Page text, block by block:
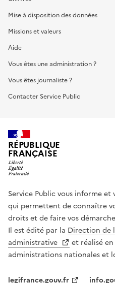
Mise à disposition des données
Missions et valeurs
Aide
Vous êtes une administration ?
Vous êtes journaliste ?
Contacter Service Public
RÉPUBLIQUE
FRANÇAISE
Service Public vous informe et
qui permettent de connaître
droits et de faire vos
Il est édité par la Direction de
administrative
et réalisé
administrations nationales et
legifrance.gouv.fr